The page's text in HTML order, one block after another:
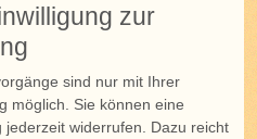
zur
sind nur mit Ihrer
möglich. Sie können eine
jederzeit widerrufen. Dazu reicht